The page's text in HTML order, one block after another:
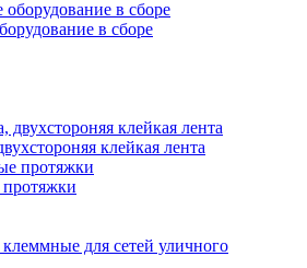
в сборе
клейкая лента